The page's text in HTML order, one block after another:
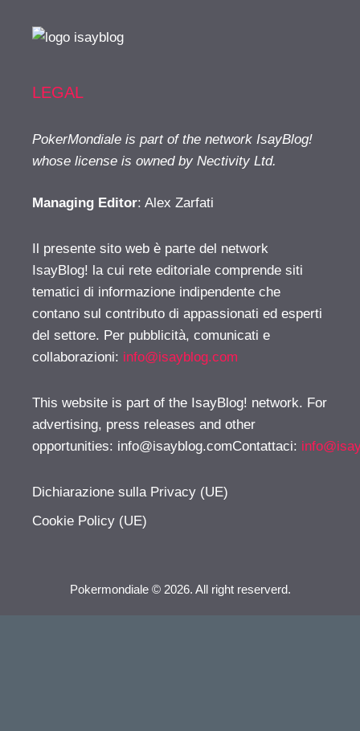
LEGAL
PokerMondiale is part of the network IsayBlog!
whose license is owned by Nectivity Ltd.
Managing Editor: Alex Zarfati
Il presente sito web è parte del network
IsayBlog! la cui rete editoriale comprende siti
tematici di informazione indipendente che
contano sul contributo di appassionati ed esperti
del settore. Per pubblicità, comunicati e
collaborazioni: info@isayblog.com
This website is part of the IsayBlog! network. For
advertising, press releases and other
opportunities: info@isayblog.comContattaci:
Dichiarazione sulla Privacy (UE)
Cookie Policy (UE)
Pokermondiale © 2026. All right reserverd.